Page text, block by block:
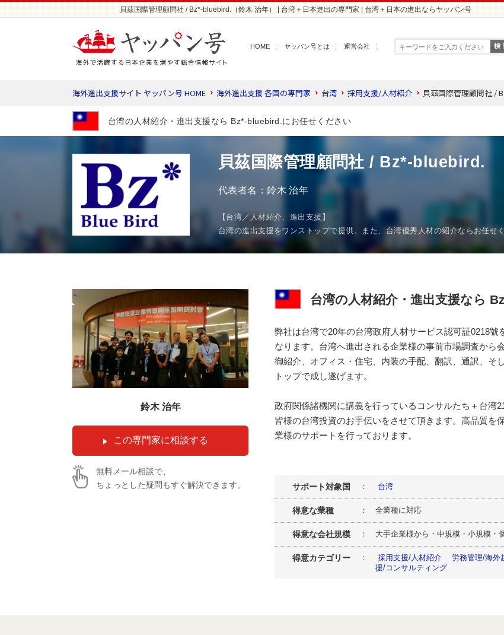
貝茲国際管理顧問社 / Bz*-bluebird.（鈴木 治年） | 台湾＋日本進出の専門家 | 台湾＋日本の進出ならヤッパン号
HOME ヤッパン号とは 運営会社
海外進出支援サイト ヤッパン号 HOME 海外進出支援 各国の専門家 台湾 採用支援/人材紹介 貝茲国際管理顧問社 /
台湾の人材紹介・進出支援なら Bz*-bluebird.にお任せください
貝茲国際管理顧問社 / Bz*-bluebird.
代表者名：鈴木 治年
【台湾／人材紹介、進出支援】
台湾の進出支援をワンストップで提供。また、台湾優秀人材の紹介ならお任せく
鈴木 治年
無料メール相談で、
ちょっとした疑問もすぐ解決できます。
台湾の人材紹介・進出支援なら
弊社は台湾で20年の台湾政府人材サービス認可証0218
なります。台湾へ進出される企業様の事前市場調査か
御紹介、オフィス・住宅、内装の手配、翻訳、通訳、そ
トップで成し遂げます。
政府関係諸機関に講義を行っているコンサルたち＋台湾
皆様の台湾投資のお手伝いをさせて頂きます。高品質を
業様のサポートを行っております。
サポート対象国 ： 台湾
得意な業種 ： 全業種に対応
得意な会社規模 ： 大手企業様から・中規模・小規模・
得意カテゴリー ：採用支援/人材紹介 労務管理/海外
援/コンサルティング